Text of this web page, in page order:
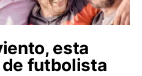
esta
futbolista